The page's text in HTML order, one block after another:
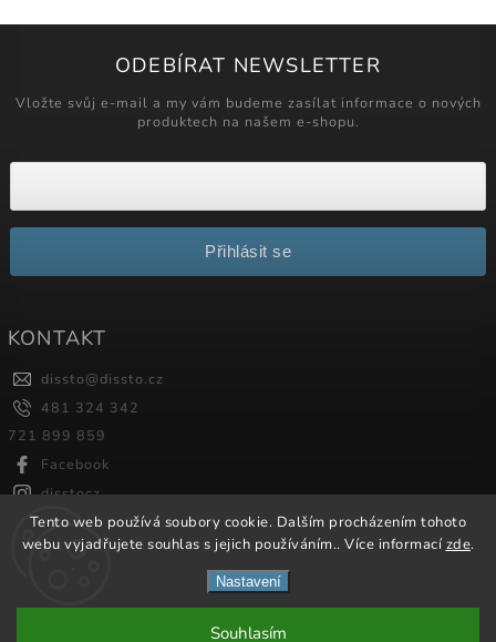
Tento web používá soubory cookie. Dalším procházením tohoto
webu vyjadřujete souhlas s jejich používáním.. Více informacízde.
Nastavení
Souhlasím
ODEBÍRAT NEWSLETTER
Vložte svůj e-mail a my vám budeme zasílat informace o nových
produktech na našem e-shopu.
Přihlásit se
KONTAKT
dissto@dissto.cz
481 324 342
721 899 859
Facebook
disstocz
Shoptet| Design